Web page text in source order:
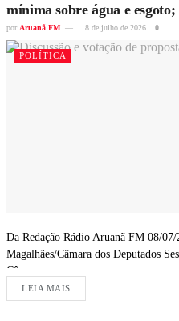
mínima sobre água e
por Aruanã FM 8 de julho de 2026 0
POLÍTICA
Da Redação Rádio Aruanã FM 08/
Magalhães/Câmara dos Deputados
Câmara...
LEIA MAIS